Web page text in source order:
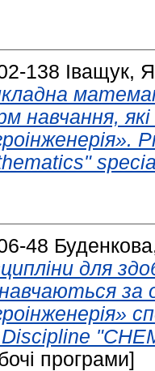
138 Іващук,
навчання,
48
для
навчаються
програми]